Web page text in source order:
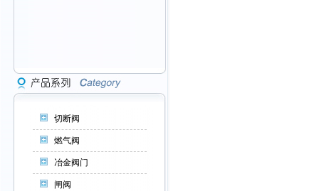
切断阀
燃气阀
冶金阀门
闸阀